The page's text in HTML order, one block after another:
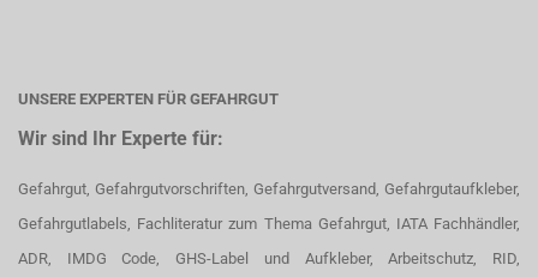
UNSERE EXPERTEN FÜR GEFAHRGUT
Wir sind Ihr Experte für:
Gefahrgut, Gefahrgutvorschriften, Gefahrgutversand, Gefahrgutaufkleber,
Gefahrgutlabels, Fachliteratur zum Thema Gefahrgut, IATA Fachhändler,
ADR, IMDG Code, GHS-Label und Aufkleber, Arbeitschutz, RID,